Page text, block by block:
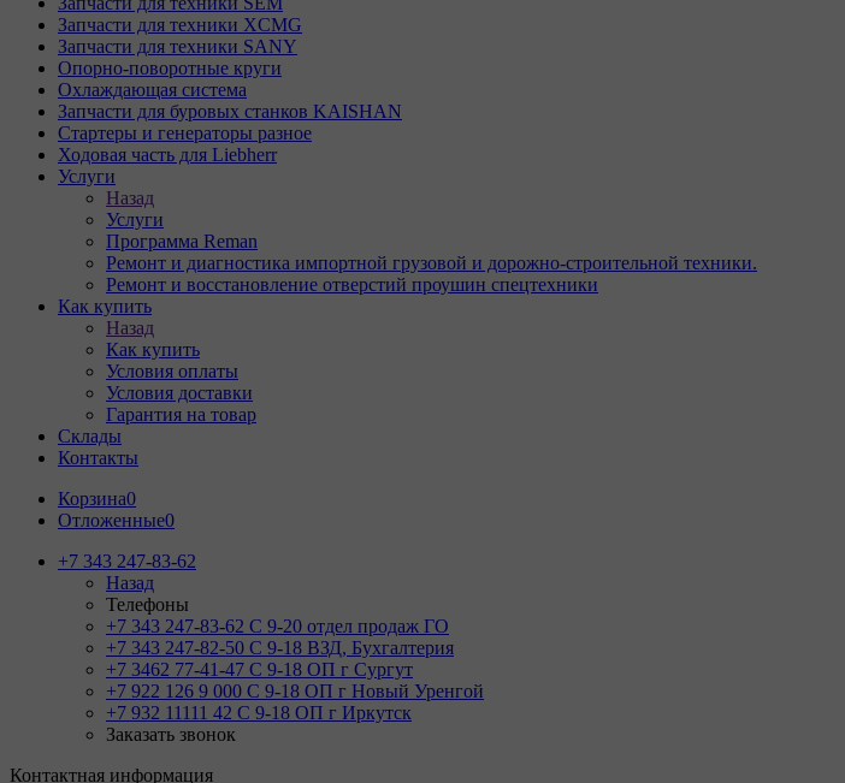
Запчасти для техники XCMG
Запчасти для техники SANY
Опорно-поворотные круги
Охлаждающая система
Запчасти для буровых станков KAISHAN
Стартеры и генераторы разное
Ходовая часть для Liebherr
Услуги
Назад
Услуги
Программа Reman
Ремонт и диагностика импортной грузовой и дорожно-строительной техники.
Ремонт и восстановление отверстий проушин спецтехники
Как купить
Назад
Как купить
Условия оплаты
Условия доставки
Гарантия на товар
Склады
Контакты
Корзина0
Отложенные0
+7 343 247-83-62
Назад
Телефоны
+7 343 247-83-62 С 9-20 отдел продаж ГО
+7 343 247-82-50 С 9-18 ВЗД, Бухгалтерия
+7 3462 77-41-47 С 9-18 ОП г Сургут
+7 922 126 9 000 С 9-18 ОП г Новый Уренгой
+7 932 11111 42 С 9-18 ОП г Иркутск
Заказать звонок
Контактная информация